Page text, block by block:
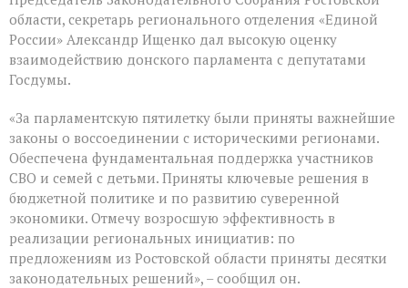
Думе
состоялось
заключительное
сессии,
ставшее
последним
для
VIII
созыва
области, секретарь регионального отделения «Единой
России» Александр Ищенко дал высокую оценку
взаимодействию донского парламента с депутатами
Госдумы.
«За парламентскую пятилетку были приняты важнейшие
законы о воссоединении с историческими регионами.
Обеспечена фундаментальная поддержка участников
СВО и семей с детьми. Приняты ключевые решения в
бюджетной политике и по развитию суверенной
экономики. Отмечу возросшую эффективность в
реализации региональных инициатив: по
предложениям из Ростовской области приняты десятки
законодательных решений», – сообщил он.